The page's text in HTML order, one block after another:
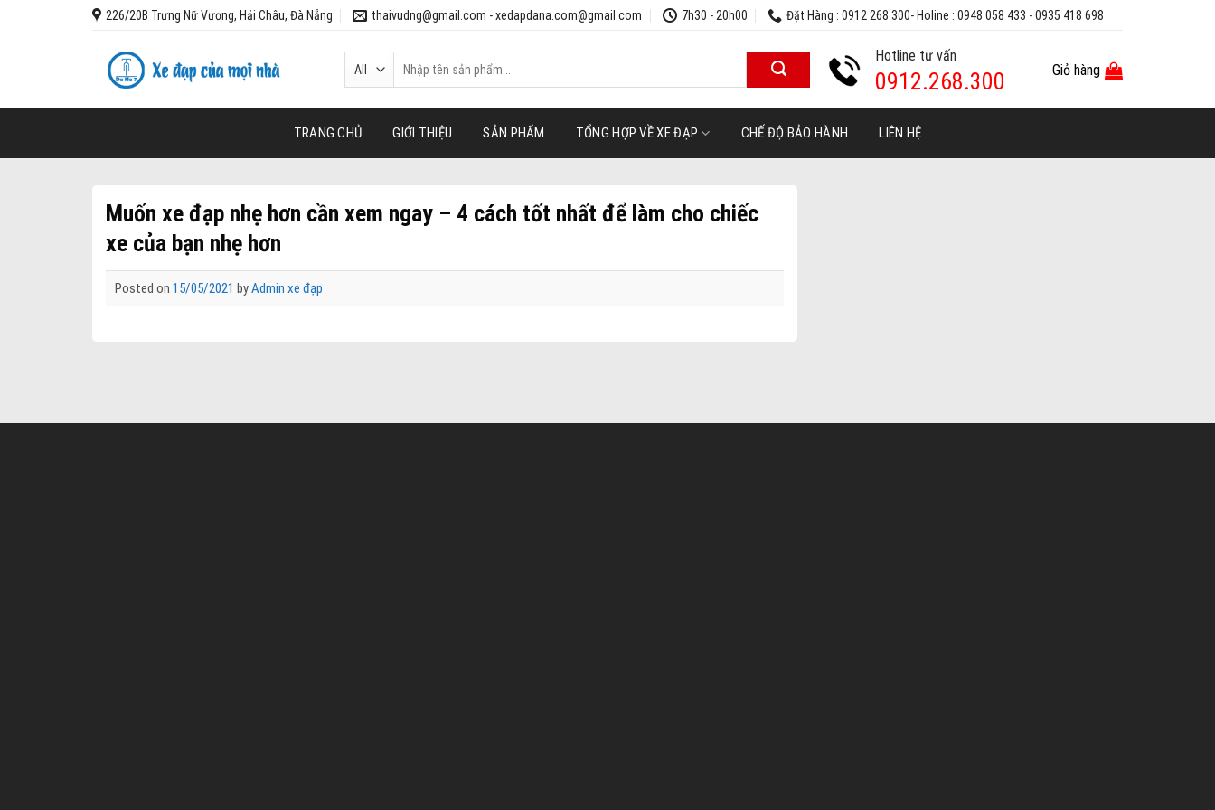
226/20B Trưng Nữ Vương, Hải Châu, Đà Nẵng thaivudng@gmail.com - xedapdana.com@gmail.com 7h30 - 20h00 Đặt Hàng : 0912 268 300- Holine : 0948 058 433 - 0935 418 698
Tìm
kiếm:
Hotline tư vấn
0912.268.300 Giỏ hàng
TRANG CHỦ GIỚI THIỆU SẢN PHẨM TỔNG HỢP VỀ XE ĐẠP CHẾ ĐỘ BẢO HÀNH LIÊN HỆ
Muốn xe đạp nhẹ hơn cần xem ngay – 4 cách tốt nhất để làm cho chiếc
xe của bạn nhẹ hơn
Posted on 15/05/2021 byAdmin xe đạp